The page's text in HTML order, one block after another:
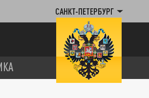
САНКТ-ПЕТЕРБУРГ